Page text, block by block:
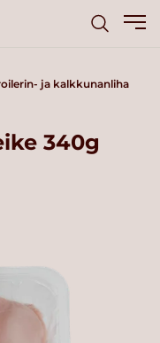
ja kalkkunanliha
340g